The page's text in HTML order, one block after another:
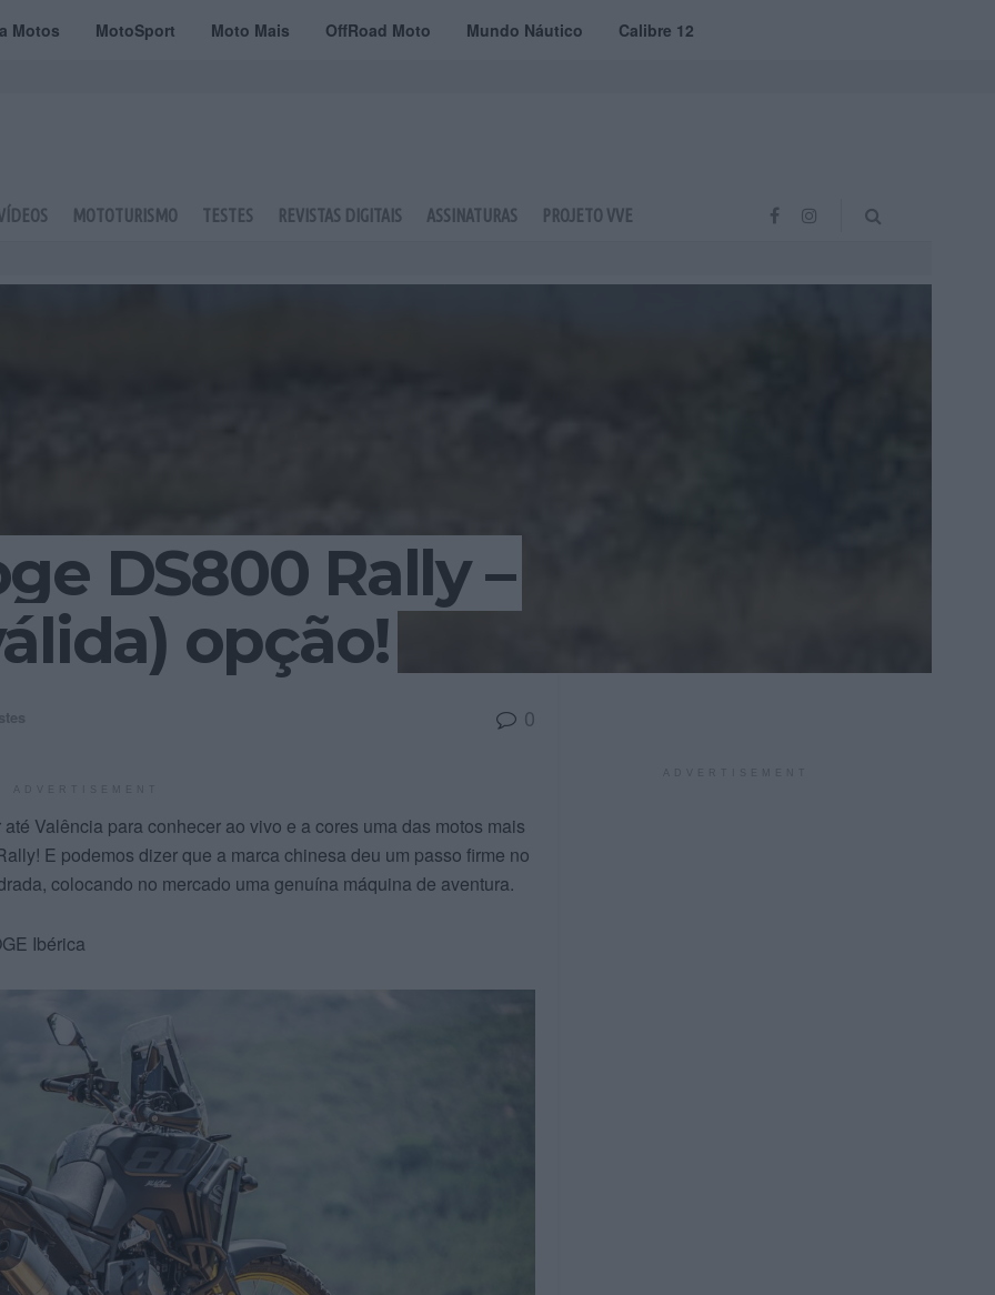
Motos MotoSport Moto Mais OffRoad Moto Mundo Náutico Calibre 12
MOTOTURISMO TESTES REVISTAS DIGITAIS ASSINATURAS PROJETO VVE
DS800 Rally –
opção!
0
Valência para conhecer ao vivo e a cores uma das motos mais
E podemos dizer que a marca chinesa deu um passo firme no
colocando no mercado uma genuína máquina de aventura.
Ibérica